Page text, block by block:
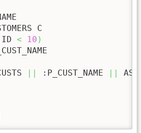
C
ID < 10 )
|| :P_CUST_NAME ||